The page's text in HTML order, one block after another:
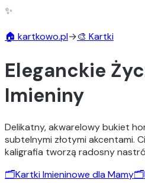
✨
🏠 kartkowo.pl→🎨 Kartki
Eleganckie
Imieniny
Delikatny, akwarelowy bukiet
subtelnymi złotymi akcentami.
kaligrafia tworzą radosny
🗂️Kartki Imieninowe dla Mamy🗂️